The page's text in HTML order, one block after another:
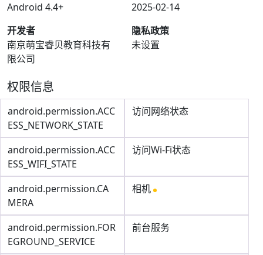
Android 4.4+
2025-02-14
开发者
南京萌宝睿贝教育科技有
限公司
隐私政策
未设置
权限信息
android.permission.ACC
ESS_NETWORK_STATE
访问网络状态
android.permission.ACC
ESS_WIFI_STATE
访问Wi-Fi状态
android.permission.CA
MERA
相机
android.permission.FOR
EGROUND_SERVICE
前台服务